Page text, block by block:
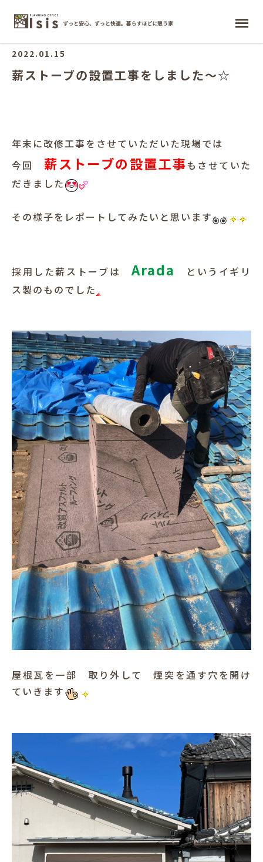
ホーム
お客様の声
2022.01.15
薪ストーブの設置工事をしました～☆
年末に改修工事をさせていただいた現場では
今回薪ストーブの設置工事もさせていた
だきました
その様子をレポートしてみたいと思います
採用した薪ストーブはArada
というイギリ
ス製のものでした
屋根瓦を一部 取り外して 煙突を通す穴を開け
ていきます